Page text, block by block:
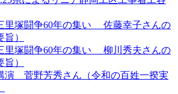
里塚闘争60年の集い 佐藤幸子さんの
）
里塚闘争60年の集い 柳川秀夫さんの
）
演 菅野芳秀さん（令和の百姓一揆実